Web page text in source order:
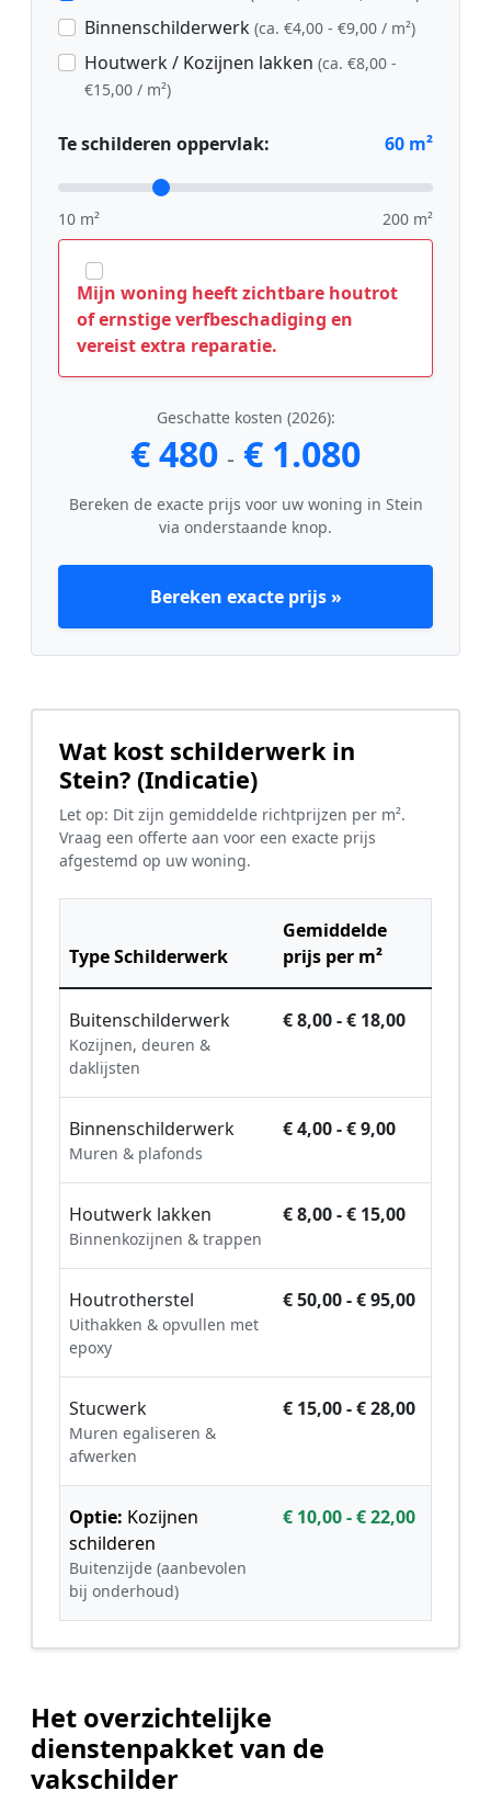
Binnenschilderwerk (ca. €4,00 - €9,00 / m²)
Houtwerk / Kozijnen lakken (ca. €8,00 -
€15,00 / m²)
Te schilderen oppervlak: 60 m²
10 m² 200 m²
Mijn woning heeft zichtbare houtrot
of ernstige verfbeschadiging en
vereist extra reparatie.
Geschatte kosten (2026):
€ 480 - € 1.080
Bereken de exacte prijs voor uw woning in Stein
via onderstaande knop.
Bereken exacte prijs »
Wat kost schilderwerk in
Stein? (Indicatie)
Let op: Dit zijn gemiddelde richtprijzen per m².
Vraag een offerte aan voor een exacte prijs
afgestemd op uw woning.
Type Schilderwerk
Gemiddelde
prijs per m²
Buitenschilderwerk
Kozijnen, deuren &
daklijsten
€ 8,00 - € 18,00
Binnenschilderwerk
Muren & plafonds
€ 4,00 - € 9,00
Houtwerk lakken
Binnenkozijnen & trappen
€ 8,00 - € 15,00
Houtrotherstel
Uithakken & opvullen met
epoxy
€ 50,00 - € 95,00
Stucwerk
Muren egaliseren &
afwerken
€ 15,00 - € 28,00
Optie: Kozijnen
schilderen
Buitenzijde (aanbevolen
bij onderhoud)
€ 10,00 - € 22,00
Het overzichtelijke
dienstenpakket van de
vakschilder